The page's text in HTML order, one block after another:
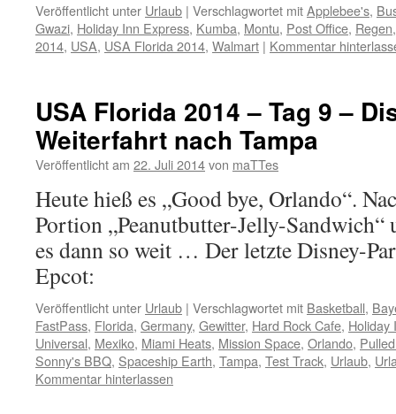
Veröffentlicht unter Urlaub | Verschlagwortet mitApplebee's,
Gwazi, Holiday Inn Express, Kumba, Montu, Post Office, Regen
2014, USA, USA Florida 2014, Walmart | Kommentar
USA Florida 2014 – Tag 9 –
Weiterfahrt nach Tampa
Veröffentlicht am 22. Juli 2014von maTTes
Heute hieß es „Good bye, Orlando“.
Portion „Peanutbutter-Jelly-Sandwich“
es dann so weit … Der letzte Disney-
Epcot:
Veröffentlicht unter Urlaub | Verschlagwortet mit Basketball,
FastPass, Florida, Germany, Gewitter, Hard Rock Cafe, Holiday
Universal, Mexiko, Miami Heats, Mission Space, Orlando,
Sonny's BBQ, Spaceship Earth, Tampa, Test Track, Urlaub,
Kommentar hinterlassen